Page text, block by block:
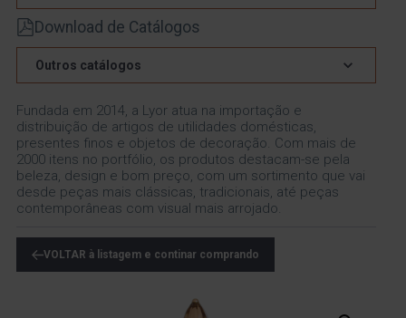
Download de Catálogos
Outros catálogos
Fundada em 2014, a Lyor atua na importação e
distribuição de artigos de utilidades domésticas,
presentes finos e objetos de decoração. Com mais de
2000 itens no portfólio, os produtos destacam-se pela
beleza, design e bom preço, com um sortimento que vai
desde peças mais clássicas, tradicionais, até peças
contemporâneas com visual mais arrojado.
VOLTAR à listagem e continar comprando